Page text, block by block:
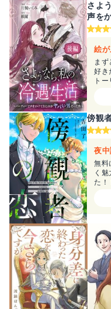
さよ
声を
絵
まず
好き
ト
傍観
夜中
無料
く
た！